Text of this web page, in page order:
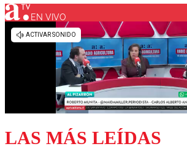
EN VIVO
LAS MÁS LEÍDAS